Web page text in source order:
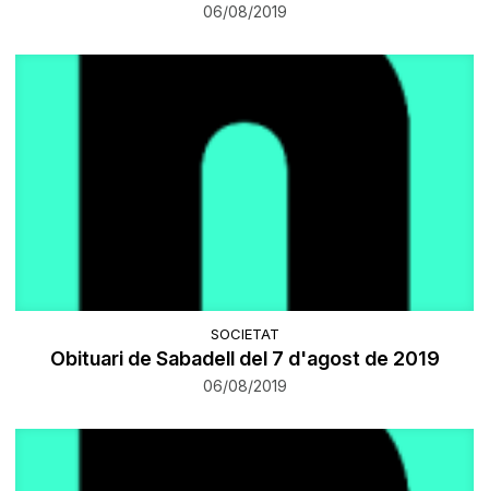
06/08/2019
SOCIETAT
Obituari de Sabadell del 7 d'agost de 2019
06/08/2019